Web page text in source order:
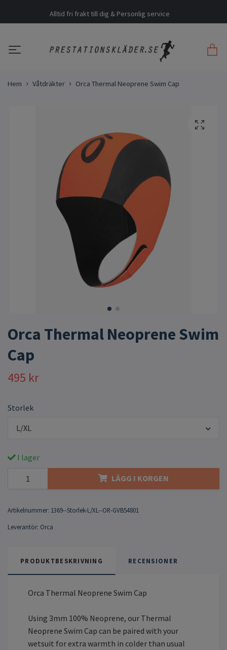
Alltid fri frakt till dig & Personlig service
Hem Våtdräkter Orca Thermal Neoprene Swim Cap
Orca Thermal Neoprene Swim
Cap
495 kr
Storlek
L/XL
I lager
LÄGG I KORGEN
Artikelnummer: 1369--Storlek-L/XL--OR-GVB54801
Leverantör: Orca
PRODUKTBESKRIVNING RECENSIONER
Orca Thermal Neoprene Swim Cap
Using 3mm 100% Neoprene, our Thermal
Neoprene Swim Cap can be paired with your
wetsuit for extra warmth in colder than usual